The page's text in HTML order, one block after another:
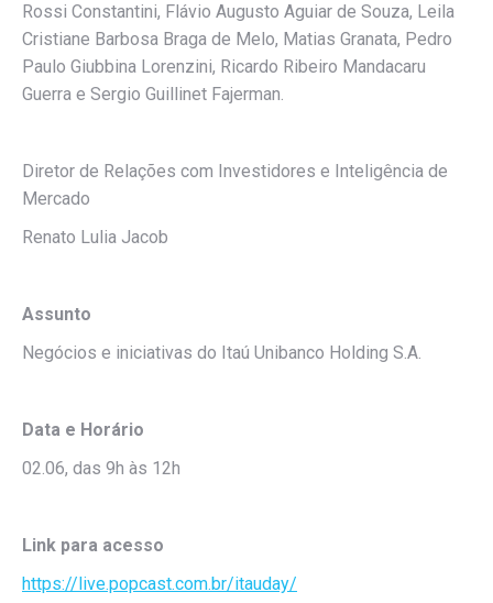
Rossi Constantini, Flávio Augusto Aguiar de Souza, Leila
Cristiane Barbosa Braga de Melo, Matias Granata, Pedro
Paulo Giubbina Lorenzini, Ricardo Ribeiro Mandacaru
Guerra e Sergio Guillinet Fajerman.
Diretor de Relações com Investidores e Inteligência de
Mercado
Renato Lulia Jacob
Assunto
Negócios e iniciativas do Itaú Unibanco Holding S.A.
Data e Horário
02.06, das 9h às 12h
Link para acesso
https://live.popcast.com.br/itauday/